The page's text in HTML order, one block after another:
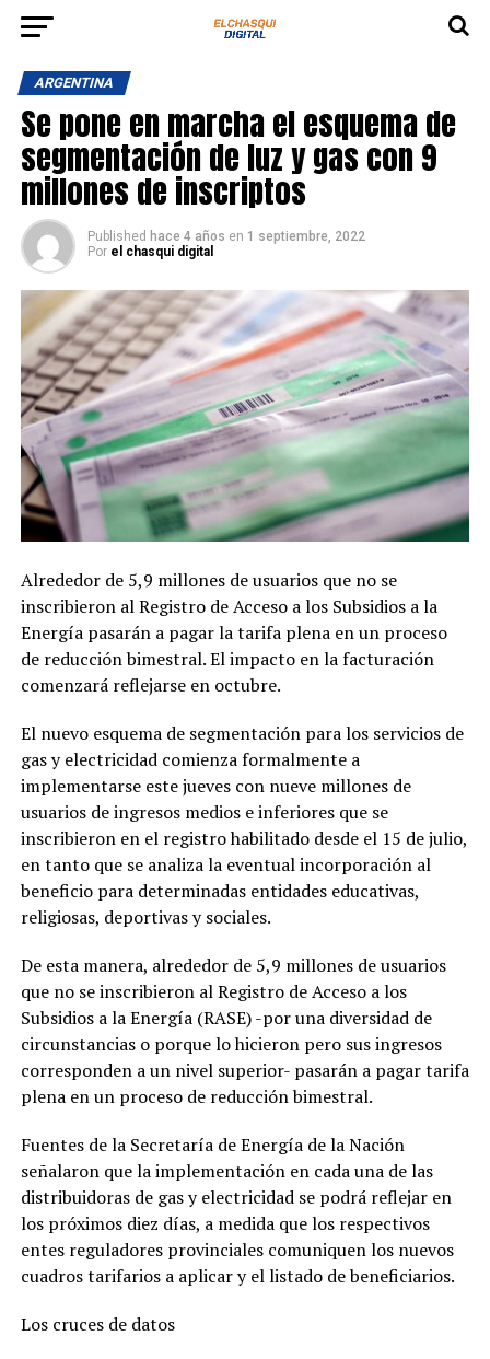
ARGENTINA
Se pone en marcha el esquema de
segmentación de luz y gas con 9
millones de inscriptos
Published hace 4 años en 1 septiembre, 2022
Por el chasqui digital
Alrededor de 5,9 millones de usuarios que no se
inscribieron al Registro de Acceso a los Subsidios a la
Energía pasarán a pagar la tarifa plena en un proceso
de reducción bimestral. El impacto en la facturación
comenzará reflejarse en octubre.
El nuevo esquema de segmentación para los servicios de
gas y electricidad comienza formalmente a
implementarse este jueves con nueve millones de
usuarios de ingresos medios e inferiores que se
inscribieron en el registro habilitado desde el 15 de julio,
en tanto que se analiza la eventual incorporación al
beneficio para determinadas entidades educativas,
religiosas, deportivas y sociales.
De esta manera, alrededor de 5,9 millones de usuarios
que no se inscribieron al Registro de Acceso a los
Subsidios a la Energía (RASE) -por una diversidad de
circunstancias o porque lo hicieron pero sus ingresos
corresponden a un nivel superior- pasarán a pagar tarifa
plena en un proceso de reducción bimestral.
Fuentes de la Secretaría de Energía de la Nación
señalaron que la implementación en cada una de las
distribuidoras de gas y electricidad se podrá reflejar en
los próximos diez días, a medida que los respectivos
entes reguladores provinciales comuniquen los nuevos
cuadros tarifarios a aplicar y el listado de beneficiarios.
Los cruces de datos